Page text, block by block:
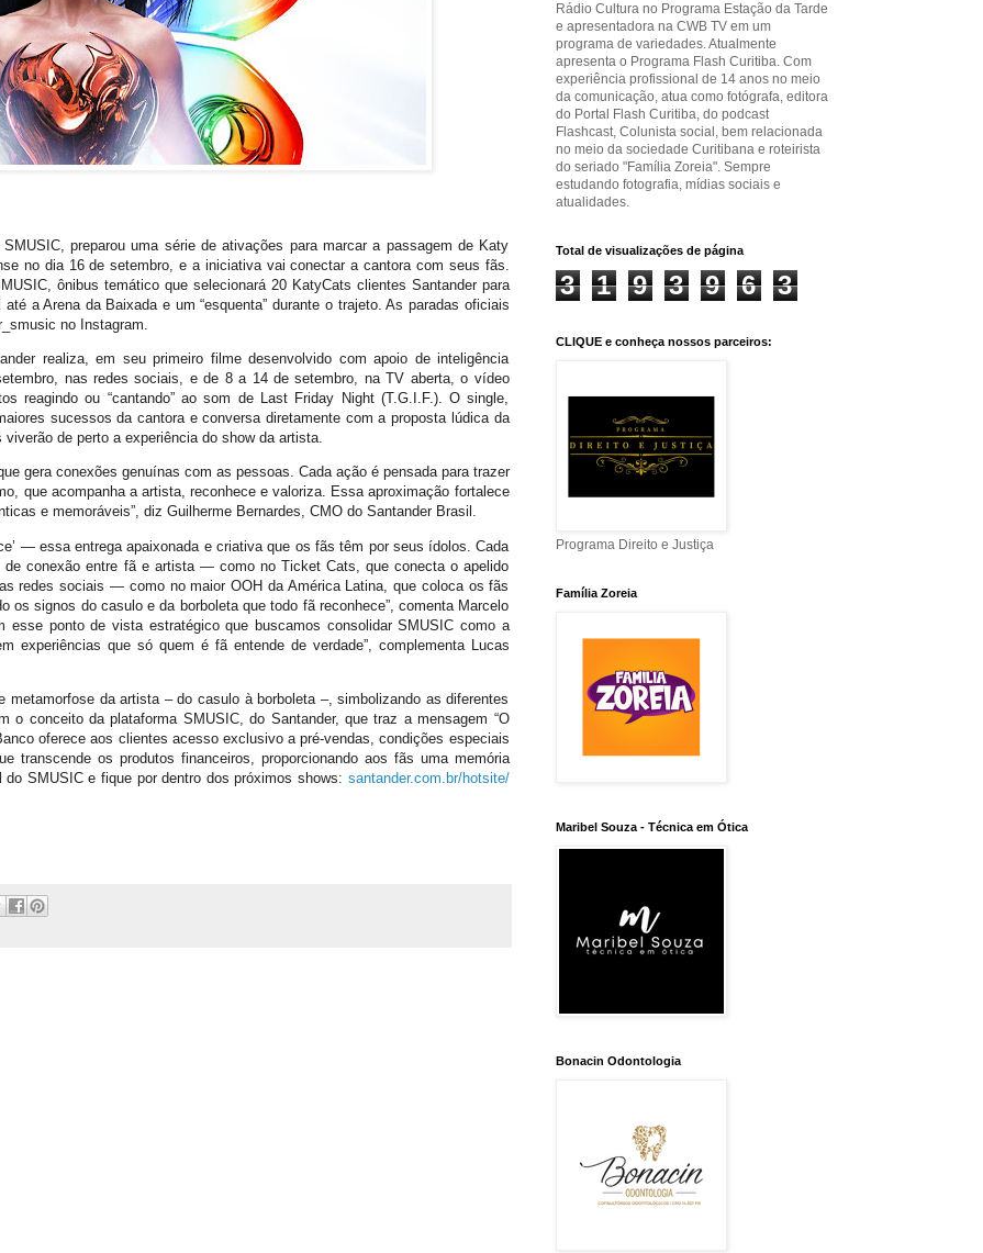
preparou uma série de ativações para marcar a passagem de Katy
no dia 16 de setembro, e a iniciativa vai conectar a cantora com seus fãs.
ônibus temático que selecionará 20 KatyCats clientes Santander para
a Arena da Baixada e um “esquenta” durante o trajeto. As paradas oficiais
no Instagram.
realiza, em seu primeiro filme desenvolvido com apoio de inteligência
nas redes sociais, e de 8 a 14 de setembro, na TV aberta, o vídeo
reagindo ou “cantando” ao som de Last Friday Night (T.G.I.F.). O single,
sucessos da cantora e conversa diretamente com a proposta lúdica da
de perto a experiência do show da artista.
gera conexões genuínas com as pessoas. Cada ação é pensada para trazer
que acompanha a artista, reconhece e valoriza. Essa aproximação fortalece
e memoráveis”, diz Guilherme Bernardes, CMO do Santander Brasil.
— essa entrega apaixonada e criativa que os fãs têm por seus ídolos. Cada
conexão entre fã e artista — como no Ticket Cats, que conecta o apelido
redes sociais — como no maior OOH da América Latina, que coloca os fãs
os signos do casulo e da borboleta que todo fã reconhece”, comenta Marcelo
esse ponto de vista estratégico que buscamos consolidar SMUSIC como a
experiências que só quem é fã entende de verdade”, complementa Lucas
da artista – do casulo à borboleta –, simbolizando as diferentes
o conceito da plataforma SMUSIC, do Santander, que traz a mensagem “O
oferece aos clientes acesso exclusivo a pré-vendas, condições especiais
transcende os produtos financeiros, proporcionando aos fãs uma memória
SMUSIC e fique por dentro dos próximos shows: santander.com.br/hotsite/
Rádio Cultura no Programa Estação da Tarde
e apresentadora na CWB TV em um
programa de variedades. Atualmente
apresenta o Programa Flash Curitiba. Com
experiência profissional de 14 anos no meio
da comunicação, atua como fotógrafa, editora
do Portal Flash Curitiba, do podcast
Flashcast, Colunista social, bem relacionada
no meio da sociedade Curitibana e roteirista
do seriado "Família Zoreia". Sempre
estudando fotografia, mídias sociais e
atualidades.
Total de visualizações de página
3 1 9 3 9 6 3
CLIQUE e conheça nossos parceiros:
Programa Direito e Justiça
Família Zoreia
Maribel Souza - Técnica em Ótica
Bonacin Odontologia